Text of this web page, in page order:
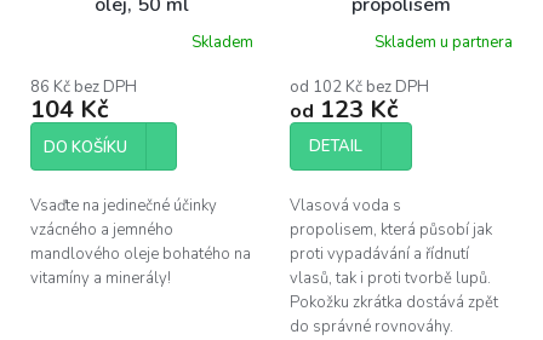
Skladem
86 Kč bez DPH
104 Kč
DO KOŠÍKU
Vsaďte na jedinečné účinky
vzácného a jemného
mandlového oleje bohatého na
vitamíny a minerály!
Skladem u partnera
od 102 Kč bez DPH
od 123 Kč
DETAIL
Vlasová voda s
propolisem, která působí jak
proti vypadávání a řídnutí
vlasů, tak i proti tvorbě lupů.
Pokožku zkrátka dostává zpět
do správné rovnováhy.